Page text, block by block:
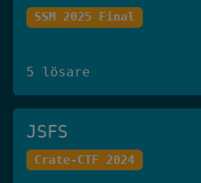
SSM 2025 Final
5 lösare
JSFS
Crate-CTF 2024